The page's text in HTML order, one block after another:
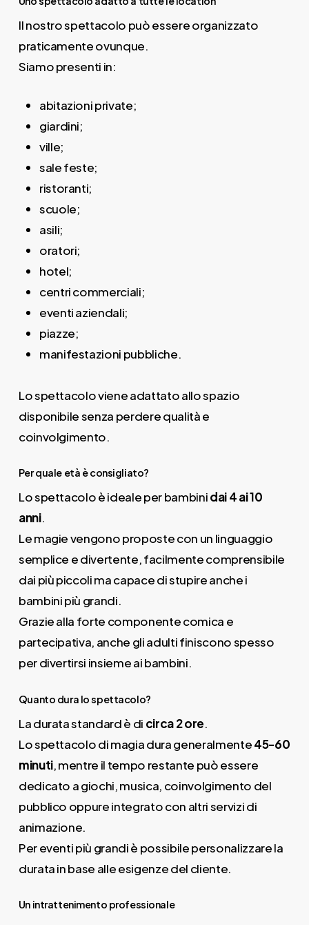
Il nostro spettacolo può essere organizzato
praticamente ovunque.
Siamo presenti in:
abitazioni private;
giardini;
ville;
sale feste;
ristoranti;
scuole;
asili;
oratori;
hotel;
centri commerciali;
eventi aziendali;
piazze;
manifestazioni pubbliche.
Lo spettacolo viene adattato allo spazio
disponibile senza perdere qualità e
coinvolgimento.
Per quale età è consigliato?
Lo spettacolo è ideale per bambinidai 4 ai 10
anni.
Le magie vengono proposte con un linguaggio
semplice e divertente, facilmente comprensibile
dai più piccoli ma capace di stupire anche i
bambini più grandi.
Grazie alla forte componente comica e
partecipativa, anche gli adulti finiscono spesso
per divertirsi insieme ai bambini.
Quanto dura lo spettacolo?
La durata standard è di circa 2 ore.
Lo spettacolo di magia dura generalmente45-60
minuti, mentre il tempo restante può essere
dedicato a giochi, musica, coinvolgimento del
pubblico oppure integrato con altri servizi di
animazione.
Per eventi più grandi è possibile personalizzare la
durata in base alle esigenze del cliente.
Un intrattenimento professionale